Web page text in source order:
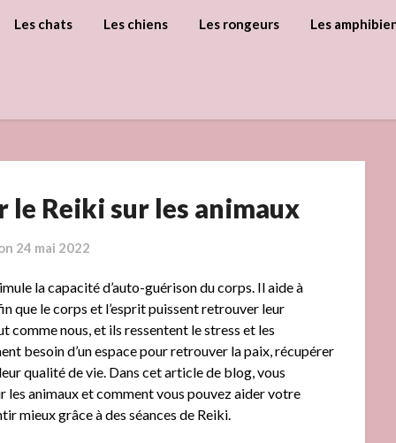
Les chats Les chiens Les rongeurs Les
Reiki sur les animaux
24 mai 2022
la capacité d’auto-guérison du corps. Il aide à
que le corps et l’esprit puissent retrouver leur
comme nous, et ils ressentent le stress et les
besoin d’un espace pour retrouver la paix, récupérer
qualité de vie. Dans cet article de blog, vous
animaux et comment vous pouvez aider votre
mieux grâce à des séances de Reiki.